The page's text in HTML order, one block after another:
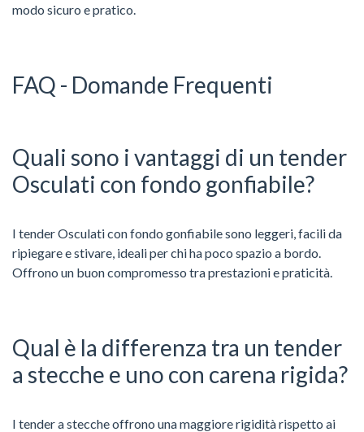
modo sicuro e pratico.
FAQ - Domande Frequenti
Quali sono i vantaggi di un tender
Osculati con fondo gonfiabile?
I tender Osculati con fondo gonfiabile sono leggeri, facili da
ripiegare e stivare, ideali per chi ha poco spazio a bordo.
Offrono un buon compromesso tra prestazioni e praticità.
Qual è la differenza tra un tender
a stecche e uno con carena rigida?
I tender a stecche offrono una maggiore rigidità rispetto ai